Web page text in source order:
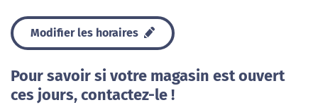
Modifier les horaires
Pour savoir si votre magasin est ouvert
ces jours, contactez-le !